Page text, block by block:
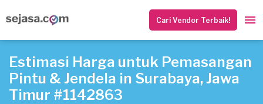
Cari Vendor Terbaik!
Estimasi Harga untuk Pemasangan
Pintu & Jendela in Surabaya, Jawa
Timur #1142863